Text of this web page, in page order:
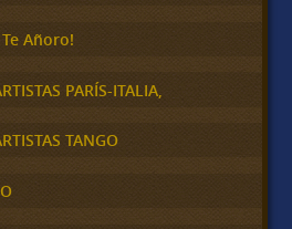
Añoro!
PARÍS-ITALIA,
TANGO